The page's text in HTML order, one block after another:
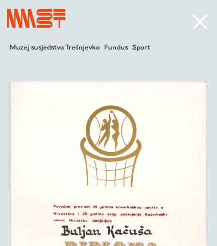
Muzej susjedstva Trešnjevka Fundus Sport